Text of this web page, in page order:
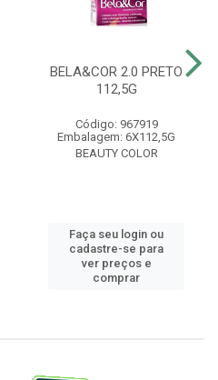
BELA&COR 2.0 PRETO
112,5G
Código: 967919
Embalagem: 6X112,5G
BEAUTY COLOR
Faça seu login ou
cadastre-se para
ver preços e
comprar